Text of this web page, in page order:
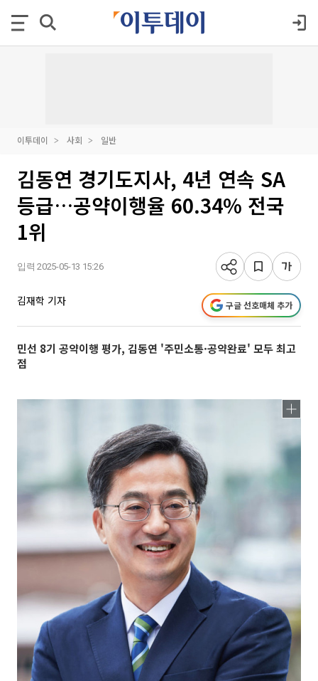
이투데이 사회 일반
김동연 경기도지사, 4년 연속 SA
등급…공약이행율 60.34% 전국
1위
입력 2025-05-13 15:26
김재학 기자 구글 선호매체 추가
민선 8기 공약이행 평가, 김동연 '주민소통·공약완료' 모두 최고
점